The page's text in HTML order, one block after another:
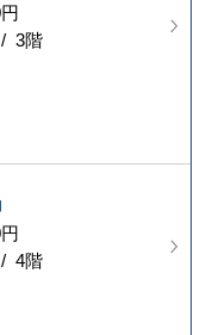
3階
4階